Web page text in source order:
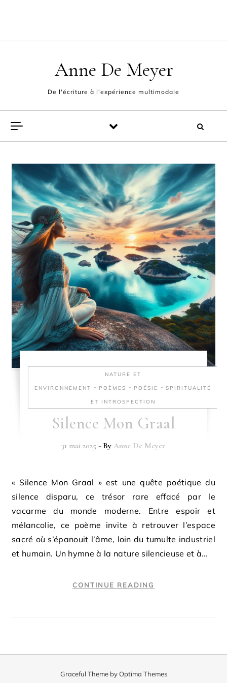
Anne De Meyer
De l'écriture à l'expérience multimodale
NATURE ET
ENVIRONNEMENT - POÈMES - POÉSIE -SPIRITUALITÉ
ET INTROSPECTION
Silence Mon Graal
31 mai 2025 - ByAnne De Meyer
« Silence Mon Graal » est une quête poétique du
silence disparu, ce trésor rare effacé par le
vacarme du monde moderne. Entre espoir et
mélancolie, ce poème invite à retrouver l’espace
sacré où s’épanouit l’âme, loin du tumulte industriel
et humain. Un hymne à la nature silencieuse et à…
CONTINUE READING
Graceful Theme byOptima Themes